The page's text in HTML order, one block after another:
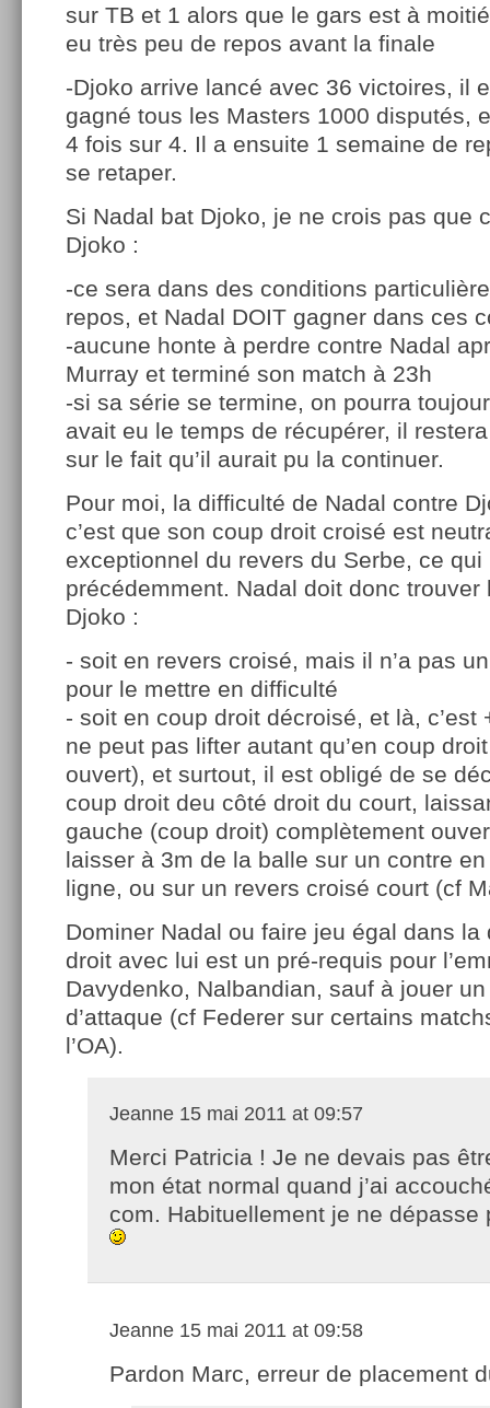
sur TB et 1 alors que le gars est à
eu très peu de repos avant la finale
-Djoko arrive lancé avec 36 victoires, il
gagné tous les Masters 1000 disputés,
4 fois sur 4. Il a ensuite 1 semaine de
se retaper.
Si Nadal bat Djoko, je ne crois pas que
Djoko :
-ce sera dans des conditions
repos, et Nadal DOIT gagner dans ces
-aucune honte à perdre contre Nadal
Murray et terminé son match à 23h
-si sa série se termine, on pourra
avait eu le temps de récupérer, il
sur le fait qu’il aurait pu la continuer.
Pour moi, la difficulté de Nadal contre
c’est que son coup droit croisé est
exceptionnel du revers du Serbe, ce qui
précédemment. Nadal doit donc trouver
Djoko :
- soit en revers croisé, mais il n’a pas
pour le mettre en difficulté
- soit en coup droit décroisé, et là, c’est
ne peut pas lifter autant qu’en coup
ouvert), et surtout, il est obligé de se
coup droit deu côté droit du court,
gauche (coup droit) complètement
laisser à 3m de la balle sur un contre
ligne, ou sur un revers croisé court (cf
Dominer Nadal ou faire jeu égal dans la
droit avec lui est un pré-requis pour
Davydenko, Nalbandian, sauf à jouer
d’attaque (cf Federer sur certains
l’OA).
Jeanne 15 mai 2011 at 09:57
Merci Patricia ! Je ne devais pas
mon état normal quand j’ai
com. Habituellement je ne dépasse
Jeanne 15 mai 2011 at 09:58
Pardon Marc, erreur de placement